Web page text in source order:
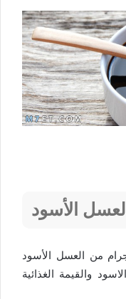
العسل الأسود
كنت ترغب في تناول مقدار 100 جرام من العسل الأسود
والقيمة الغذائية